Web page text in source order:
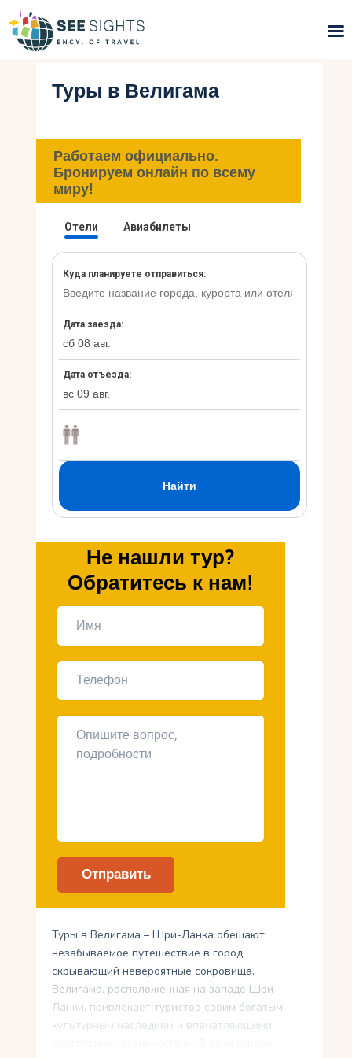
Поиск туров
Типы Туров
Страны
Инфо
Контакты
Туры в Велигама
Работаем официально.
Бронируем онлайн по всему
миру!
Не нашли тур?
Обратитесь к нам!
Туры в Велигама – Шри-Ланка обещают
незабываемое путешествие в город,
скрывающий невероятные сокровища.
Велигама, расположенная на западе Шри-
Ланки, привлекает туристов своим богатым
культурным наследием и впечатляющими